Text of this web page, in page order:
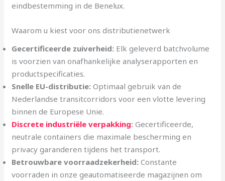
eindbestemming in de Benelux.
Waarom u kiest voor ons distributienetwerk
Gecertificeerde zuiverheid: Elk geleverd batchvolume
is voorzien van onafhankelijke analyserapporten en
productspecificaties.
Snelle EU-distributie: Optimaal gebruik van de
Nederlandse transitcorridors voor een vlotte levering
binnen de Europese Unie.
Discrete industriële verpakking: Gecertificeerde,
neutrale containers die maximale bescherming en
privacy garanderen tijdens het transport.
Betrouwbare voorraadzekerheid: Constante
voorraden in onze geautomatiseerde magazijnen om